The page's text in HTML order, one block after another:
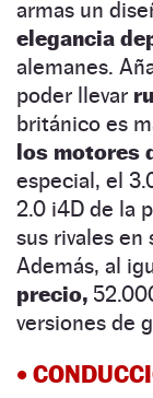
armas un
elegancia
alemanes.
poder llevar
británico es
los motores
especial, el
2.0 i4D de la
sus rivales
Además, al
precio,
versiones de
•